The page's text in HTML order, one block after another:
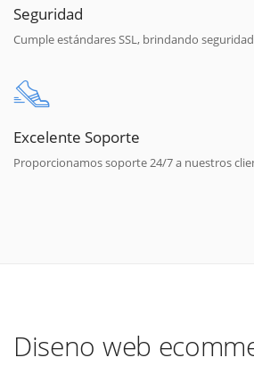
Seguridad
Cumple estándares SSL, brindando
Excelente Soporte
Proporcionamos soporte 24/7 a nuestros
Diseno web